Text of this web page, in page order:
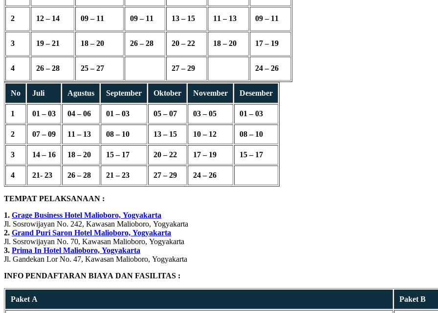
2 12 – 14 09 – 11 09 – 11 13 – 15 11 – 13 09 – 11
3 19 – 21 18 – 20 26 – 28 20 – 22 18 – 20 17 – 19
4 26 – 28 25 – 27 27 – 29 24 – 26
No Juli Agustus September Oktober November Desember
1 01 – 03 04 – 06 01 – 03 05 – 07 03 – 05 01 – 03
2 07 – 09 11 – 13 08 – 10 13 – 15 10 – 12 08 – 10
3 14 – 16 18 – 20 15 – 17 20 – 22 17 – 19 15 – 17
4 21- 23 26 – 28 21 – 23 27 – 29 24 – 26
TEMPAT PELAKSANAAN :
1. Grage Business Hotel Malioboro, Yogyakarta
Jl. Sosrowijayan No. 242, Kawasan Malioboro, Yogyakarta
2. Grand Puri Saron Hotel Malioboro, Yogyakarta
Jl. Sosrowijayan No. 70, Kawasan Malioboro, Yogyakarta
3. Prima In Hotel Malioboro, Yogyakarta
Jl. Gandekan Lor No. 47, Kawasan Malioboro, Yogyakarta
INFO PENDAFTARAN BIAYA DAN FASILITAS :
Paket A Paket B